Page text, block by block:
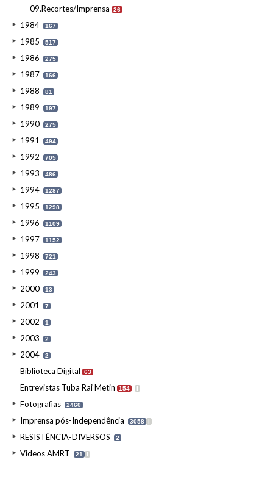
09.Recortes/Imprensa 26
1984 167
1985 517
1986 275
1987 166
1988 81
1989 197
1990 275
1991 494
1992 705
1993 486
1994 1287
1995 1298
1996 1109
1997 1152
1998 721
1999 243
2000 13
2001 7
2002 1
2003 2
2004 2
Biblioteca Digital 63
Entrevistas Tuba Rai Metin 154 I
Fotografias 2460
Imprensa pós-Independência 3058 I
RESISTÊNCIA-DIVERSOS 2
Videos AMRT 21 I